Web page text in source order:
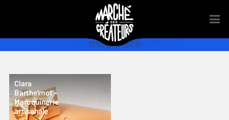
modeliste
Clara
Barthelmot –
Maroquinerie
artisanale